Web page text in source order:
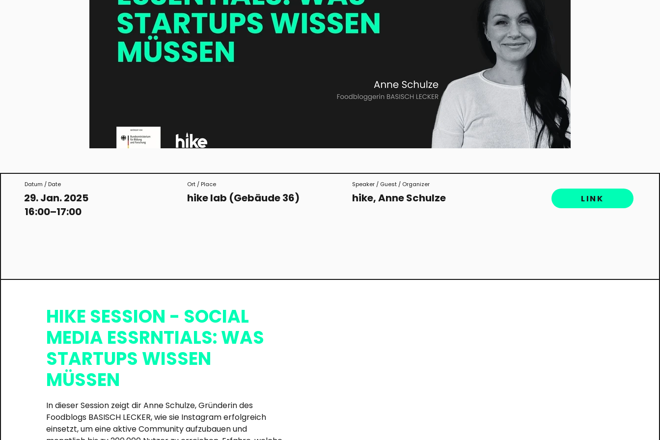
HIKE SESSION - SOCIAL
MEDIA ESSRNTIALS: WAS
STARTUPS WISSEN
MÜSSEN
In dieser Session zeigt dir Anne Schulze, Gründerin des
Foodblogs BASISCH LECKER, wie sie Instagram erfolgreich
einsetzt, um eine aktive Community aufzubauen und
Datum / Date
29. Jan. 2025
16:00–17:00
Ort / Place
hike lab (Gebäude 36)
Speaker / Guest / Organizer
hike, Anne Schulze LINK